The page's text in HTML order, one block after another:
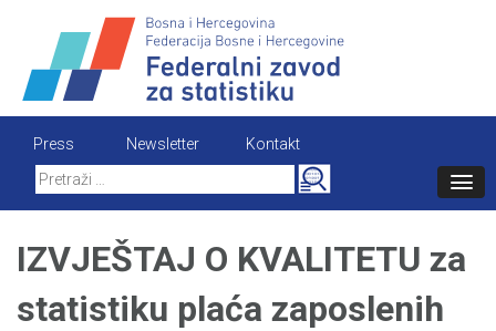
content
Press Newsletter
Kontakt
Search
for:
IZVJEŠTAJ O KVALITETU za
statistiku plaća zaposlenih